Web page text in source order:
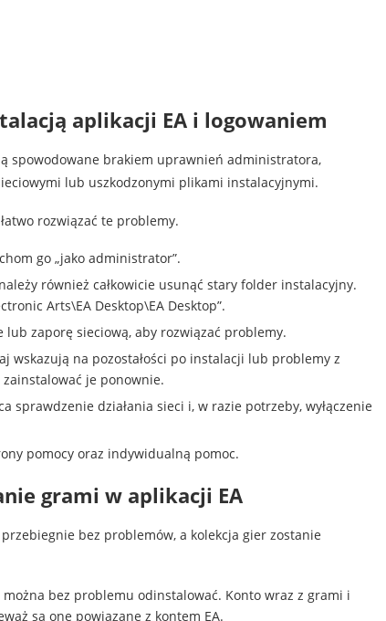
aplikacji EA i logowaniem
spowodowane brakiem uprawnień administratora,
lub uszkodzonymi plikami instalacyjnymi.
rozwiązać te problemy.
go „jako administrator”.
również całkowicie usunąć stary folder instalacyjny.
Arts\EA Desktop\EA Desktop”.
zaporę sieciową, aby rozwiązać problemy.
wskazują na pozostałości po instalacji lub problemy z
je ponownie.
sprawdzenie działania sieci i, w razie potrzeby, wyłączenie
pomocy oraz indywidualną pomoc.
grami w aplikacji EA
bez problemów, a kolekcja gier zostanie
bez problemu odinstalować. Konto wraz z grami i
są one powiązane z kontem EA.